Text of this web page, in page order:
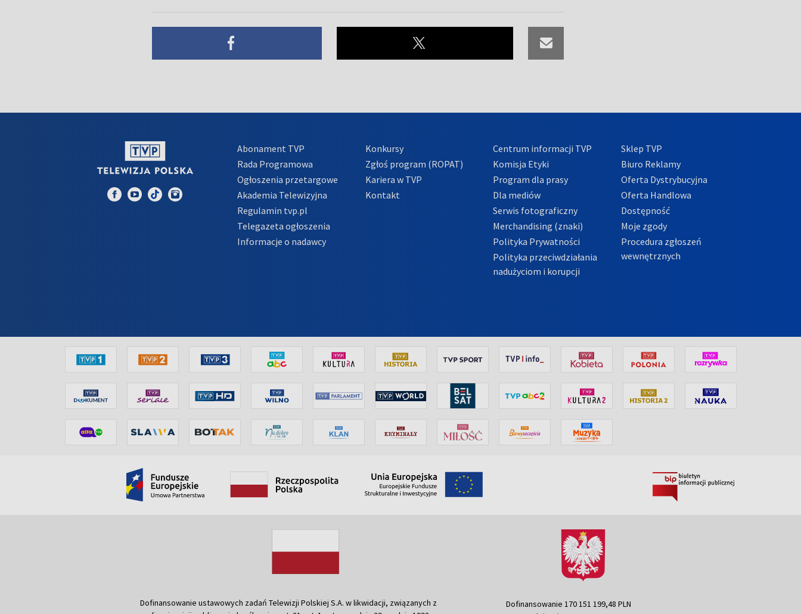
Abonament TVP
Rada Programowa
Ogłoszenia przetargowe
Akademia Telewizyjna
Regulamin tvp.pl
Telegazeta ogłoszenia
Informacje o nadawcy
Konkursy
Zgłoś program (ROPAT)
Kariera w TVP
Kontakt
Centrum informacji TVP
Komisja Etyki
Program dla prasy
Dla mediów
Serwis fotograficzny
Merchandising (znaki)
Polityka Prywatności
Polityka przeciwdziałania
nadużyciom i korupcji
Sklep TVP
Biuro Reklamy
Oferta Dystrybucyjna
Oferta Handlowa
Dostępność
Moje zgody
Procedura zgłoszeń
wewnętrznych
Dofinansowanie ustawowych zadań Telewizji Polskiej S.A. w likwidacji, związanych z
Dofinansowanie 170 151 199,48 PLN